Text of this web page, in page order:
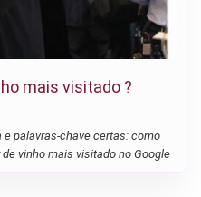
mais visitado ?
palavras-chave certas: como
vinho mais visitado no Google